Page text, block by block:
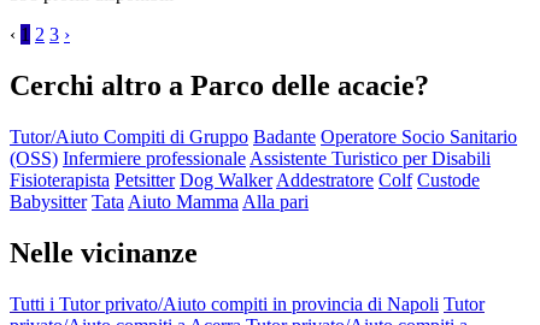
‹ 1 2 3 ›
Cerchi altro a Parco delle acacie?
Tutor/Aiuto Compiti di Gruppo Badante Operatore Socio Sanitario
(OSS) Infermiere professionale Assistente Turistico per Disabili
Fisioterapista Petsitter Dog Walker Addestratore Colf Custode
Babysitter Tata Aiuto Mamma Alla pari
Nelle vicinanze
Tutti i Tutor privato/Aiuto compiti in provincia di Napoli Tutor